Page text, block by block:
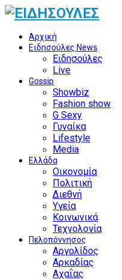
Αρχική
Ειδησούλες News
Ειδησούλες
Live
Gossip
Showbiz
Fashion show
G Sexy
Γυναίκα
Lifestyle
Media
Ελλάδα
Οικονομία
Πολιτική
Διεθνή
Υγεία
Κοινωνικά
Τεχνολογία
Πελοπόννησος
Αργολίδος
Αρκαδίας
Αχαΐας